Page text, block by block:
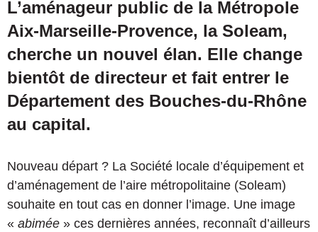
L’aménageur public de la Métropole
Aix-Marseille-Provence, la Soleam,
cherche un nouvel élan. Elle change
bientôt de directeur et fait entrer le
Département des Bouches-du-Rhône
au capital.
Nouveau départ ? La Société locale d’équipement et
d’aménagement de l’aire métropolitaine (Soleam)
souhaite en tout cas en donner l’image. Une image
« abimée » ces dernières années, reconnaît d’ailleurs